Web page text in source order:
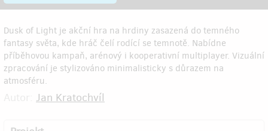
Dusk of Light je akční hra na hrdiny zasazená do temného
fantasy světa, kde hráč čelí rodící se temnotě. Nabídne
příběhovou kampaň, arénový i kooperativní multiplayer. Vizuální
zpracování je stylizováno minimalisticky s důrazem na
atmosféru.
Jan Kratochvíl